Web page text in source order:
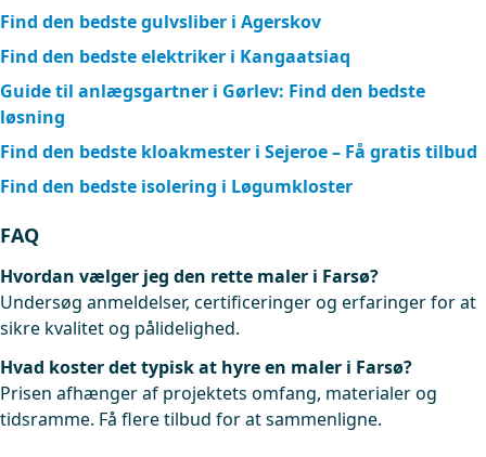
Find den bedste gulvsliber i Agerskov
Find den bedste elektriker i Kangaatsiaq
Guide til anlægsgartner i Gørlev: Find den bedste
løsning
Find den bedste kloakmester i Sejeroe – Få gratis tilbud
Find den bedste isolering i Løgumkloster
FAQ
Hvordan vælger jeg den rette maler i Farsø?
Undersøg anmeldelser, certificeringer og erfaringer for at
sikre kvalitet og pålidelighed.
Hvad koster det typisk at hyre en maler i Farsø?
Prisen afhænger af projektets omfang, materialer og
tidsramme. Få flere tilbud for at sammenligne.